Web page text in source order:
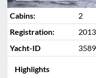
Cabins: 2
Registration:
2013
Yacht-ID
Highlights